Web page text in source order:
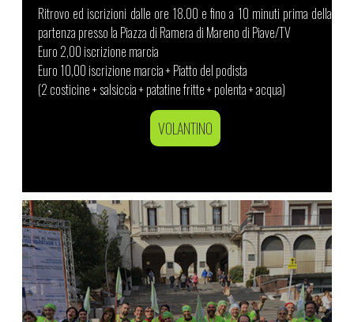
Ritrovo ed iscrizioni dalle ore 18.00 e fino a 10 minuti prima della
partenza presso la Piazza di Ramera di Mareno di Piave/TV
Euro 2,00 iscrizione marcia
Euro 10,00 iscrizione marcia + Piatto del podista
(2 costicine + salsiccia + patatine fritte + polenta + acqua)
VOLANTINO